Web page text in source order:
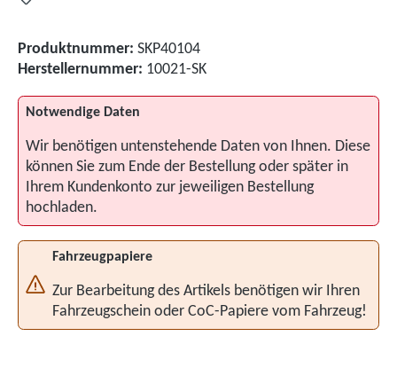
Produktnummer: SKP40104
Herstellernummer: 10021-SK
Notwendige Daten
Wir benötigen untenstehende Daten von Ihnen. Diese
können Sie zum Ende der Bestellung oder später in
Ihrem Kundenkonto zur jeweiligen Bestellung
hochladen.
Fahrzeugpapiere
Zur Bearbeitung des Artikels benötigen wir Ihren
Fahrzeugschein oder CoC-Papiere vom Fahrzeug!